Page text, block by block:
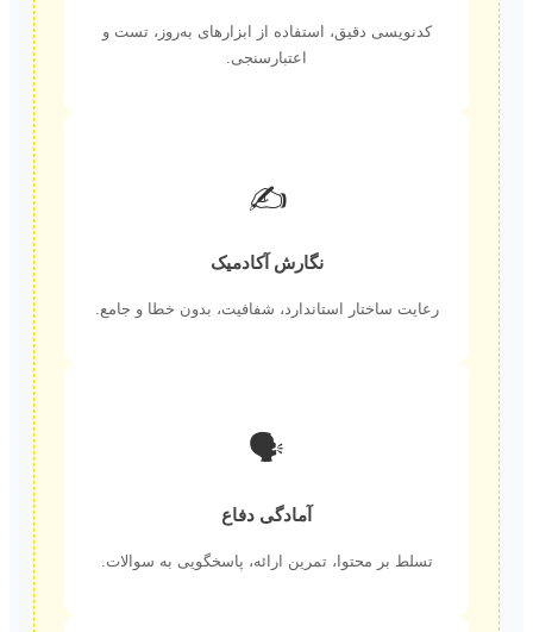
کدنویسی دقیق، استفاده از ابزارهای به‌روز، تست و
اعتبارسنجی.
✍️
نگارش آکادمیک
رعایت ساختار استاندارد، شفافیت، بدون خطا و جامع.
آمادگی دفاع
تسلط بر محتوا، تمرین ارائه، پاسخگویی به سوالات.